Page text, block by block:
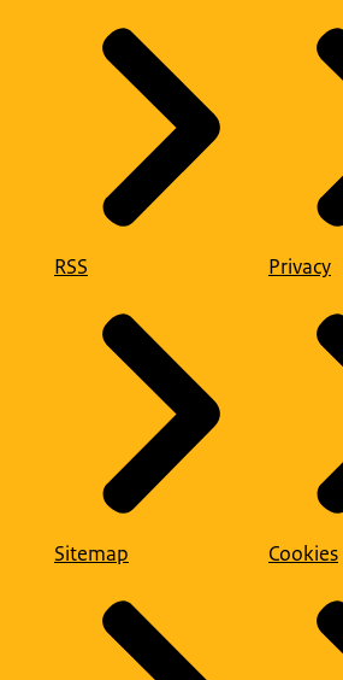
RSS
Sitemap
Privacy
Cookies